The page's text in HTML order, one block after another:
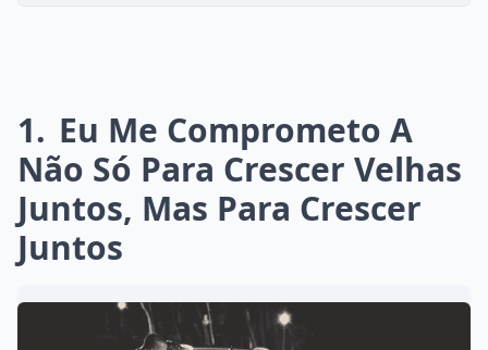
1
Eu Me Comprometo A
Não Só Para Crescer Velhas
Juntos, Mas Para Crescer
Juntos